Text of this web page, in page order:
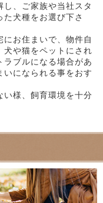
、ご家族や当社スタ
犬種をお選び下さ
お住まいで、物件自
犬や猫をペットにされ
ラブルになる場合があ
いになられる事をおす
い様、飼育環境を十分